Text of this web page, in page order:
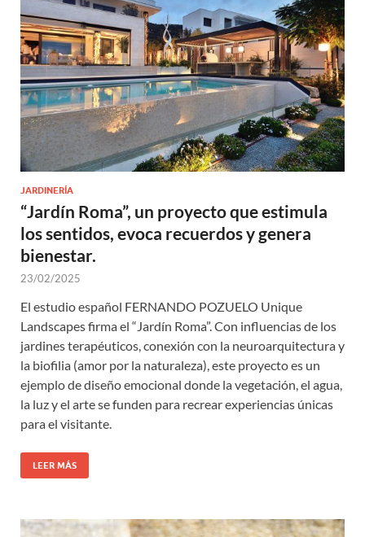
JARDINERÍA
“Jardín Roma”, un proyecto que estimula
los sentidos, evoca recuerdos y genera
bienestar.
23/02/2025
El estudio español FERNANDO POZUELO Unique
Landscapes firma el “Jardín Roma”. Con influencias de los
jardines terapéuticos, conexión con la neuroarquitectura y
la biofilia (amor por la naturaleza), este proyecto es un
ejemplo de diseño emocional donde la vegetación, el agua,
la luz y el arte se funden para recrear experiencias únicas
para el visitante.
LEER MÁS